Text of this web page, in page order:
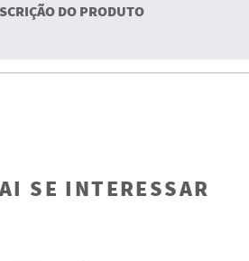
DO PRODUTO
SE INTERESSAR